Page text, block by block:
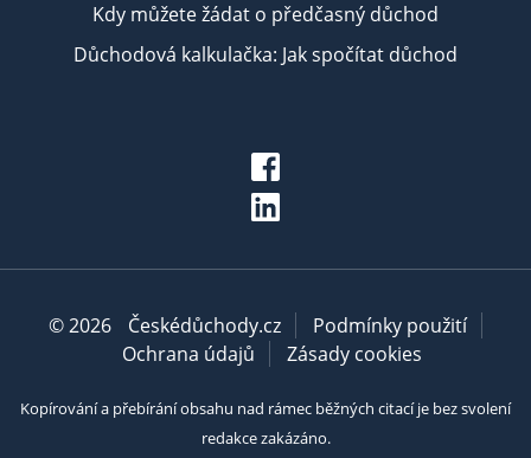
Kdy můžete žádat o předčasný důchod
Důchodová kalkulačka: Jak spočítat důchod
© 2026 Českédůchody.cz
Podmínky použití
Ochrana údajů
Zásady cookies
Kopírování a přebírání obsahu nad rámec běžných citací je bez svolení
redakce zakázáno.